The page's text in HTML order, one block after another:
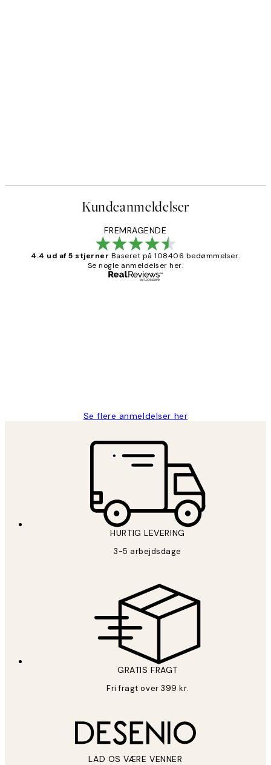
Kundeanmeldelser
FREMRAGENDE
4.4 ud af 5 stjerner Baseret på 108406 bedømmelser.
Se nogle anmeldelser her.
Se flere anmeldelser her
HURTIG LEVERING
3-5 arbejdsdage
GRATIS FRAGT
Fri fragt over 399 kr.
LAD OS VÆRE VENNER